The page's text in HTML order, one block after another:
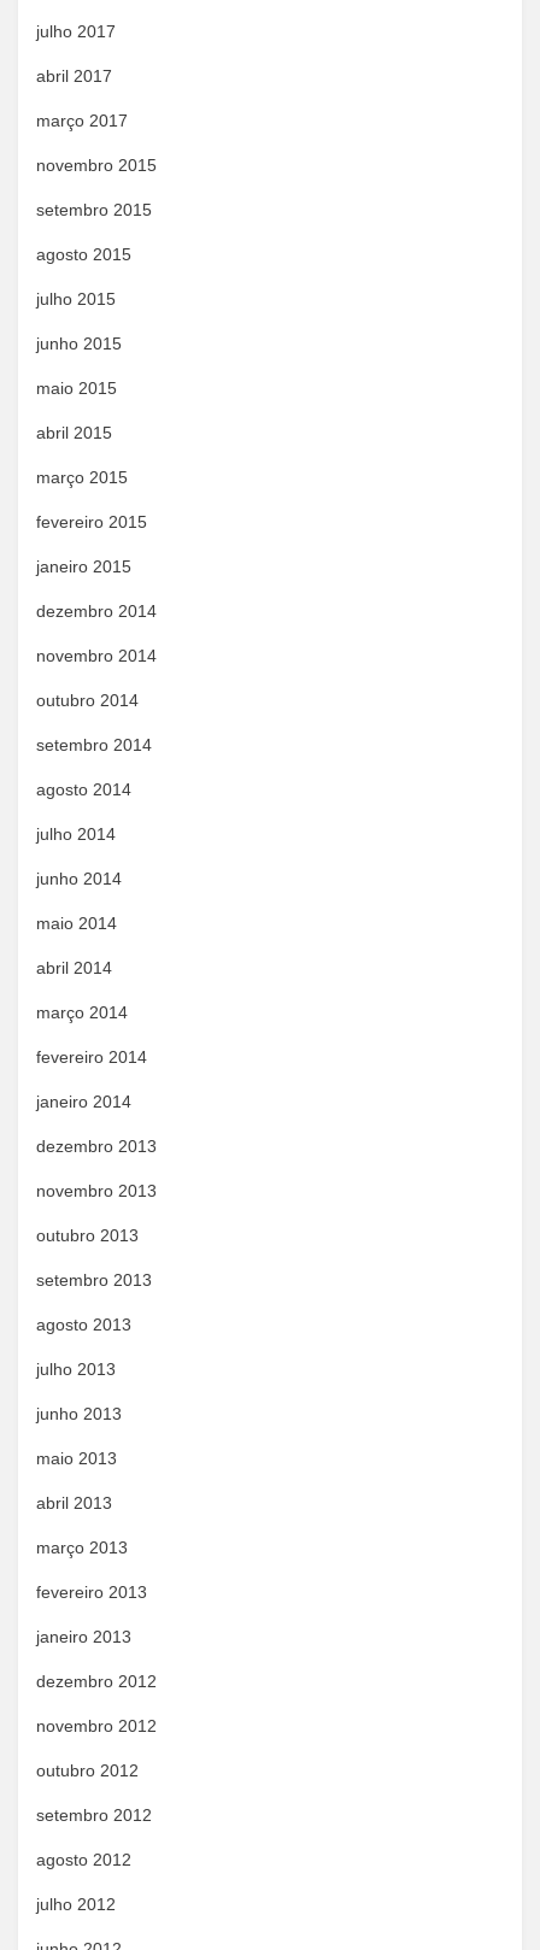
julho 2017
abril 2017
março 2017
novembro 2015
setembro 2015
agosto 2015
julho 2015
junho 2015
maio 2015
abril 2015
março 2015
fevereiro 2015
janeiro 2015
dezembro 2014
novembro 2014
outubro 2014
setembro 2014
agosto 2014
julho 2014
junho 2014
maio 2014
abril 2014
março 2014
fevereiro 2014
janeiro 2014
dezembro 2013
novembro 2013
outubro 2013
setembro 2013
agosto 2013
julho 2013
junho 2013
maio 2013
abril 2013
março 2013
fevereiro 2013
janeiro 2013
dezembro 2012
novembro 2012
outubro 2012
setembro 2012
agosto 2012
julho 2012